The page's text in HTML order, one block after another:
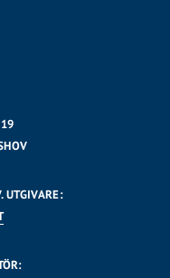
UTGIVARE: